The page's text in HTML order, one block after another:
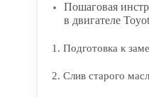
Пошаговая
в двигателе
1. Подготовка к
2. Слив старого